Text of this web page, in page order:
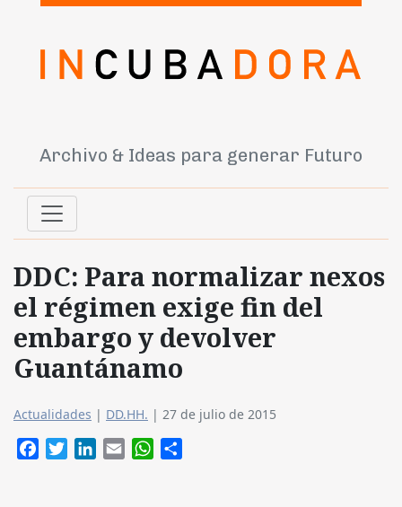
Archivo & Ideas para generar Futuro
DDC: Para normalizar nexos
el régimen exige fin del
embargo y devolver
Guantánamo
Actualidades | DD.HH. | 27 de julio de 2015
FacebookTwitterLinkedIn
Email WhatsApp